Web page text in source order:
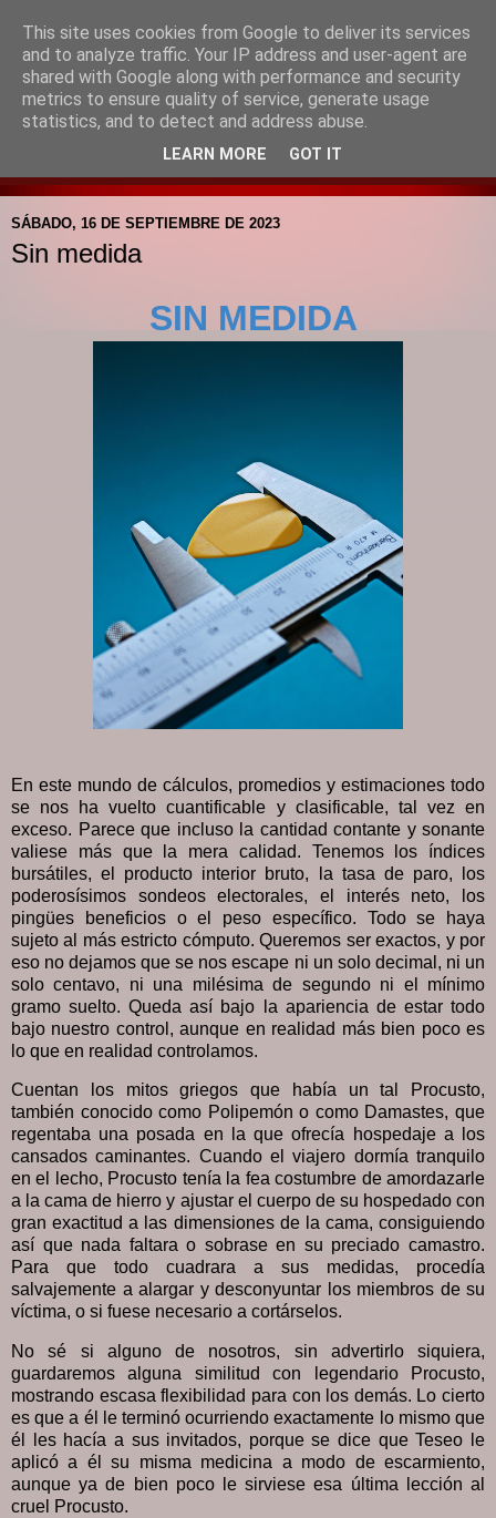
Blog de la Pastoral del
Colegio Santa Mª de la
Providencia
SÁBADO, 16 DE SEPTIEMBRE DE 2023
Sin medida
SIN MEDIDA
En este mundo de cálculos, promedios y estimaciones todo
se nos ha vuelto cuantificable y clasificable, tal vez en
exceso. Parece que incluso la cantidad contante y sonante
valiese más que la mera calidad. Tenemos los índices
bursátiles, el producto interior bruto, la tasa de paro, los
poderosísimos sondeos electorales, el interés neto, los
pingües beneficios o el peso específico. Todo se haya
sujeto al más estricto cómputo. Queremos ser exactos, y por
eso no dejamos que se nos escape ni un solo decimal, ni un
solo centavo, ni una milésima de segundo ni el mínimo
gramo suelto. Queda así bajo la apariencia de estar todo
bajo nuestro control, aunque en realidad más bien poco es
lo que en realidad controlamos.
Cuentan los mitos griegos que había un tal Procusto,
también conocido como Polipemón o como Damastes, que
regentaba una posada en la que ofrecía hospedaje a los
cansados caminantes. Cuando el viajero dormía tranquilo
en el lecho, Procusto tenía la fea costumbre de amordazarle
a la cama de hierro y ajustar el cuerpo de su hospedado con
gran exactitud a las dimensiones de la cama, consiguiendo
así que nada faltara o sobrase en su preciado camastro.
Para que todo cuadrara a sus medidas, procedía
salvajemente a alargar y desconyuntar los miembros de su
víctima, o si fuese necesario a cortárselos.
No sé si alguno de nosotros, sin advertirlo siquiera,
guardaremos alguna similitud con legendario Procusto,
mostrando escasa flexibilidad para con los demás. Lo cierto
es que a él le terminó ocurriendo exactamente lo mismo que
él les hacía a sus invitados, porque se dice que Teseo le
aplicó a él su misma medicina a modo de escarmiento,
aunque ya de bien poco le sirviese esa última lección al
cruel Procusto.
This site uses cookies from Google to deliver its services
and to analyze traffic. Your IP address and user-agent are
shared with Google along with performance and security
metrics to ensure quality of service, generate usage
statistics, and to detect and address abuse.
LEARN MORE GOT IT